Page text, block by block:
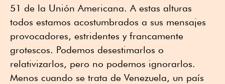
51 de la Unión Americana. A estas alturas
todos estamos acostumbrados a sus mensajes
provocadores, estridentes y francamente
grotescos. Podemos desestimarlos o
relativizarlos, pero no podemos ignorarlos.
Menos cuando se trata de Venezuela, un país